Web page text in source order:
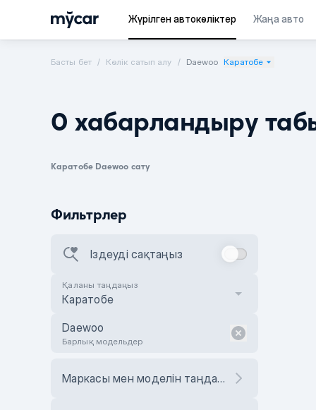
Жүрілген автокөліктер Жаңа авто
Басты бет Көлік сатып алу Daewoo Каратобе
0 хабарландыру
Каратобе Daewoo сату
Фильтрлер
Іздеуді сақтаңыз
Қаланы таңдаңыз
Каратобе
Daewoo
Барлық модельдер
Маркасы мен моделін таңдаңыз